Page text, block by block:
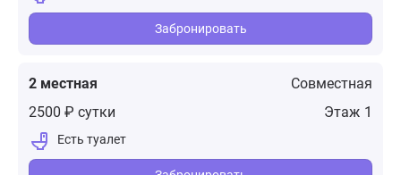
Забронировать
2 местная
Совместная
1
2500 ₽ сутки